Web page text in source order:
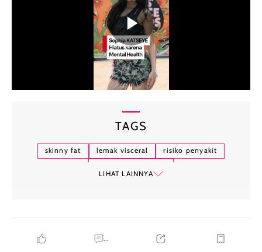
TAGS
skinny fat lemak visceral
risiko penyakit
LIHAT LAINNYA
...